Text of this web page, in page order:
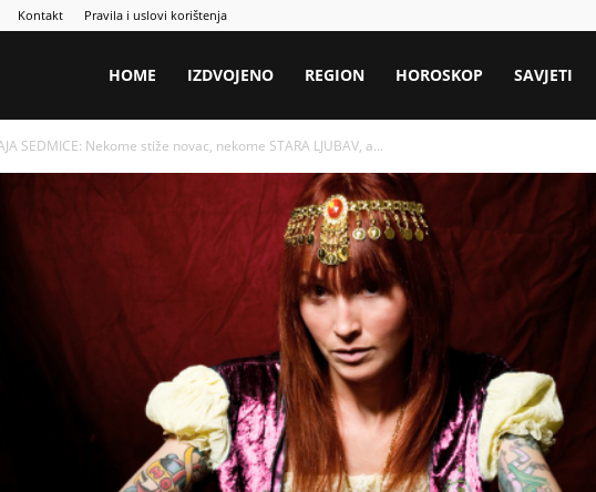
Kontakt Pravila i uslovi korištenja
HOME IZDVOJENO REGION HOROSKOP SAVJETI
SEDMICE: Nekome stiže novac, nekome STARA LJUBAV, a...